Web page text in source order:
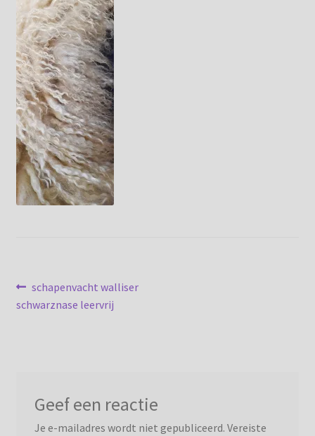
Winkelmand
Contact
Foto`s verkochte vachten
Privacybeleid
Bericht
navigatie
Vorig
bericht:
schapenvacht walliser
schwarznase leervrij
Geef een reactie
Je e-mailadres wordt niet gepubliceerd. Vereiste